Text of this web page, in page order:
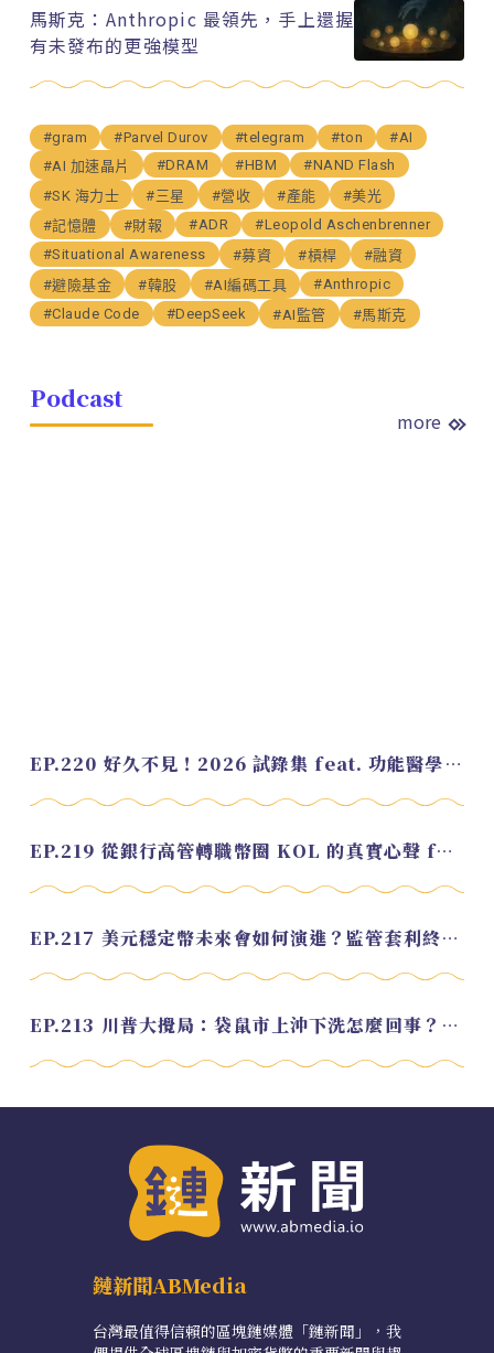
馬斯克：Anthropic 最領先，手上還握
有未發布的更強模型
#gram #Parvel Durov #telegram #ton
#AI
#AI 加速晶片
#DRAM #HBM
#NAND Flash
#SK 海力士
#三星 #營收 #產能
#美光
#記憶體
#財報 #ADR
#Leopold Aschenbrenner
#Situational Awareness
#募資 #槓桿
#融資
#避險基金
#韓股 #AI編碼工具
#Anthropic
#Claude Code
#DeepSeek #AI監管 #馬斯克
Podcast
more
EP.220 好久不見！2026 試錄集 feat. 功能醫學營養師 美寶
EP.219 從銀行高管轉職幣圈 KOL 的真實心聲 feat.龜大
EP.217 美元穩定幣未來會如何演進？監管套利終將收斂？feat. 研究員 余哲安
EP.213 川普大攪局：袋鼠市上沖下洗怎麼回事？feat. Alvin
鏈新聞ABMedia
台灣最值得信賴的區塊鏈媒體「鏈新聞」，我